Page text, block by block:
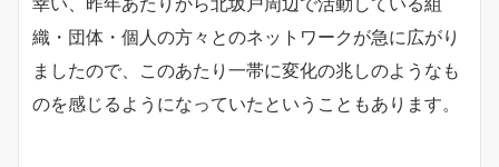
織・団体・個人の方々とのネットワークが急に広がり
ましたので、このあたり一帯に変化の兆しのようなも
のを感じるようになっていたということもあります。